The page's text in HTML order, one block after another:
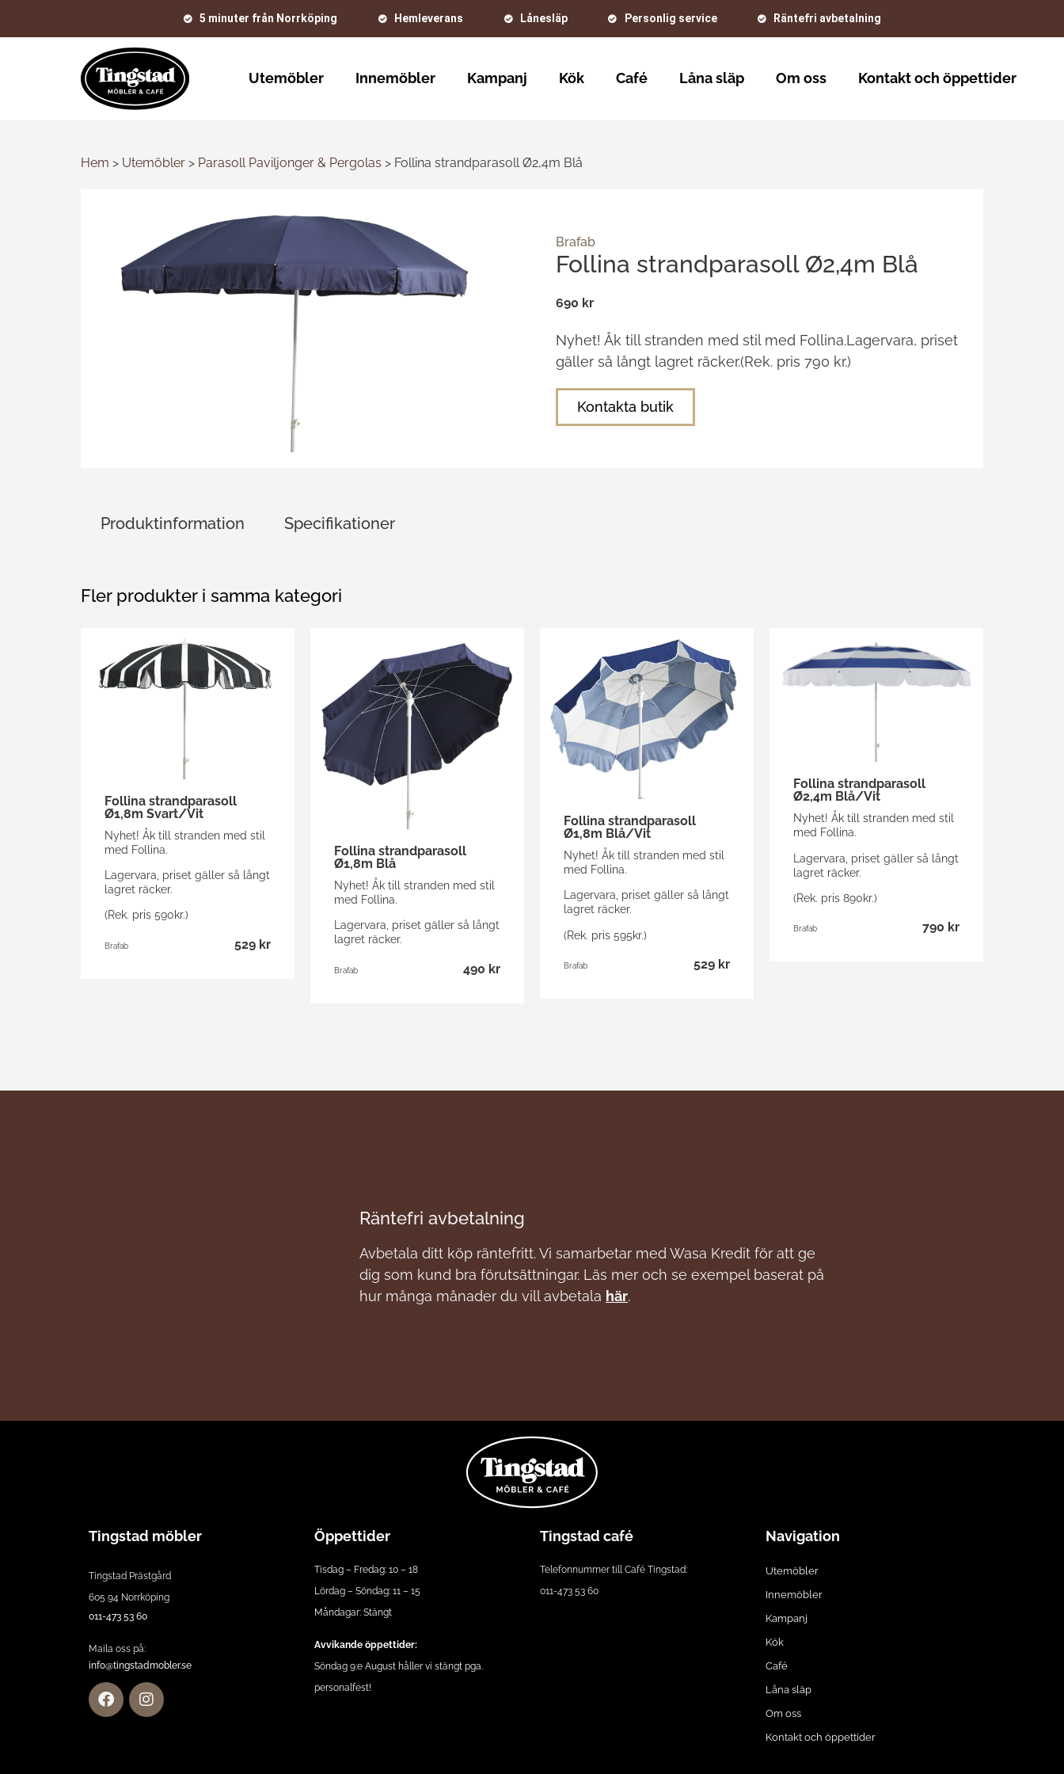
5 minuter från Norrköping Hemleverans Lånesläp Personlig service Räntefri avbetalning
Utemöbler Innemöbler Kampanj Kök Café Låna släp Om oss Kontakt och öppettider
Hem > Utemöbler > Parasoll Paviljonger & Pergolas > Follina strandparasoll Ø2,4m Blå
Brafab
Follina strandparasoll Ø2,4m Blå
690 kr
Nyhet! Åk till stranden med stil med Follina.Lagervara, priset
gäller så långt lagret räcker.(Rek. pris 790 kr.)
Kontakta butik
Produktinformation Specifikationer
Fler produkter i samma kategori
Follina strandparasoll
Ø1,8m Svart/Vit
Nyhet! Åk till stranden med stil
med Follina.
Lagervara, priset gäller så långt
lagret räcker.
(Rek. pris 590kr.)
Brafab 529 kr
Follina strandparasoll
Ø1,8m Blå
Nyhet! Åk till stranden med stil
med Follina.
Lagervara, priset gäller så långt
lagret räcker.
Brafab 490 kr
Follina strandparasoll
Ø1,8m Blå/Vit
Nyhet! Åk till stranden med stil
med Follina.
Lagervara, priset gäller så långt
lagret räcker.
(Rek. pris 595kr.)
Brafab 529 kr
Follina strandparasoll
Ø2,4m Blå/Vit
Nyhet! Åk till stranden med stil
med Follina.
Lagervara, priset gäller så långt
lagret räcker.
(Rek. pris 890kr.)
Brafab 790 kr
Räntefri avbetalning
Avbetala ditt köp räntefritt. Vi samarbetar med Wasa Kredit för att ge
dig som kund bra förutsättningar. Läs mer och se exempel baserat på
hur många månader du vill avbetala här.
Tingstad möbler
Tingstad Prästgård
605 94 Norrköping
011-473 53 60
Maila oss på:
info@tingstadmobler.se
Öppettider
Tisdag – Fredag: 10 – 18
Lördag – Söndag: 11 – 15
Måndagar: Stängt
Avvikande öppettider:
Söndag 9:e August håller vi stängt pga.
personalfest!
Tingstad café
Telefonnummer till Café Tingstad:
011-473 53 60
Navigation
Utemöbler
Innemöbler
Kampanj
Kök
Café
Låna släp
Om oss
Kontakt och öppettider